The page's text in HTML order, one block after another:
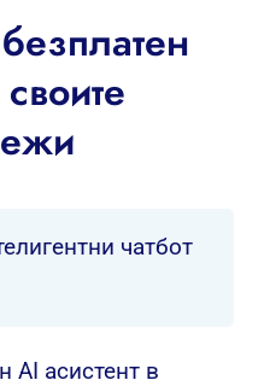
чатбот
AI асистент в